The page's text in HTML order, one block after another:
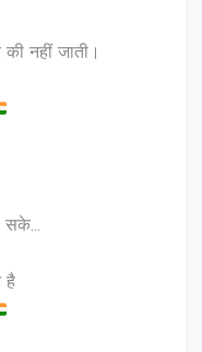
नहीं जाती।
सके…
है